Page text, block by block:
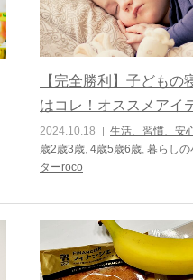
【完全勝利】子どもの
はコレ！オススメアイ
2024.10.18 生活、習慣、安
歳2歳3歳, 4歳5歳6歳, 暮らしの
ターroco